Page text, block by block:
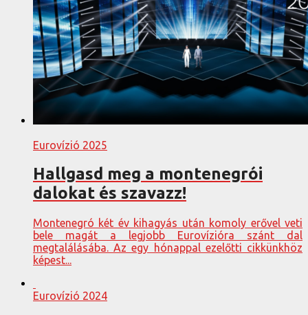
Eurovízió 2025
Hallgasd meg a montenegrói
dalokat és szavazz!
Montenegró két év kihagyás után komoly erővel veti
bele magát a legjobb Eurovízióra szánt dal
megtalálásába. Az egy hónappal ezelőtti cikkünkhöz
képest...
Eurovízió 2024